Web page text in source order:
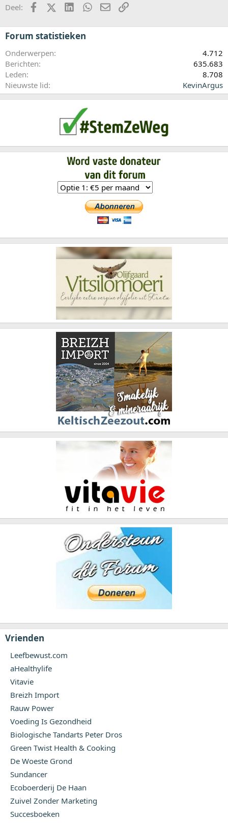
Deel: FacebookX (Twitter)LinkedInWhatsApp
E-mailkoppeling
Forum statistieken
Onderwerpen
4.712
Berichten
635.683
Leden
8.708
Nieuwste lid
KevinArgus
Vrienden
Leefbewust.com
aHealthylife
Vitavie
Breizh Import
Rauw Power
Voeding Is Gezondheid
Biologische Tandarts Peter Dros
Green Twist Health & Cooking
De Woeste Grond
Sundancer
Ecoboerderij De Haan
Zuivel Zonder Marketing
Succesboeken